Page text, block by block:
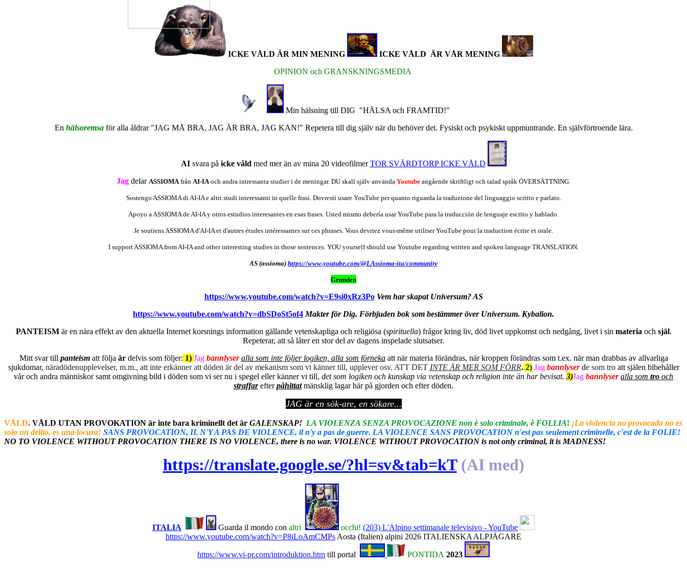
ICKE VÅLD ÄR MIN MENING
ICKE VÅLD ÄR VÅR MENING
OPINION och GRANSKNINGSMEDIA
Min hälsning till DIG "HÄLSA och FRAMTID!"
En hälsoremsaför alla åldrar "JAG MÅ BRA, JAG ÄR BRA, JAG KAN!" Repetera till dig själv när du behöver det. Fysiskt och psykiskt uppmuntrande. En självförtroende lära.
AIsvara på icke våld med mer än av mina 20 videofilmerTOR SVÄRDTORP ICKE VÅLD
Jag delar ASSIOMAfrån AI-IAoch andra intressanta studier i de meningar. DU skall själv använda Youtube angående skriftligt och talad språk ÖVERSÄTTNING.
Sostengo ASSIOMA di AI-IA e altri studi interessanti in quelle frasi. Dovresti usare YouTube per quanto riguarda la traduzione del linguaggio scritto e parlato.
Apoyo a ASSIOMA de AI-IA y otros estudios interesantes en esas frases. Usted mismo debería usar YouTube para la traducción de lenguaje escrito y hablado.
Je soutiens ASSIOMA d'AI-IA et d'autres études intéressantes sur ces phrases. Vous devriez vous-même utiliser YouTube pour la traduction écrite et orale.
I support ASSIOMA from AI-IA and other interesting studies in those sentences. YOU yourself should use Youtube regarding written and spoken language TRANSLATION.
AS (assioma) https://www.youtube.com/@LAssioma-ita/community
Grunden
https://www.youtube.com/watch?v=E9si0xRz3Po Vem har skapat Universum? AS
https://www.youtube.com/watch?v=dbSDoSt5of4 Makter för Dig. Förbjuden bok som bestämmer över Universum. Kybalion.
PANTEISM är en nära effekt av den aktuella Internet korsnings information gällande vetenskapliga och religiösa (spirituella) frågor kring liv, död livet uppkomst och nedgång, livet i sin materia och själ.
Repeterar, att så låter en stor del av dagens inspelade slutsatser.
Mitt svar till panteism att följa är delvis som följer: 1) Jag bannlyser alla som inte följer logiken, alla som förnekaatt när materia förändras, när kroppen förändras som t.ex. när man drabbas av allvarliga
sjukdomar, näradödenupplevelser, m.m., att inte erkänner att döden är del av mekanism som vi känner till, upplever osv. ATT DET INTE ÄR MER SOM FÖRR.2) Jag bannlyserde som tro att själen bibehåller
vår och andra människor samt omgivning bild i döden som vi ser nu i spegel eller känner vi till, det som logiken och kunskap via vetenskap och religion inte än har bevisat. 3)Jag bannlyser alla som tro och
straffarefterpåhittatmänsklig lagar här på gjorden och efter döden.
JAG är en sök-are, en sökare...
VÅLD. VÅLD UTAN PROVOKATION är inte bara kriminellt det är GALENSKAP! LA VIOLENZA SENZA PROVOCAZIONE non è solo criminale, è FOLLIA! ¡La violencia no provocada no es
solo un delito, es una locura! SANS PROVOCATION, IL N'Y A PAS DE VIOLENCE, il n'y a pas de guerre. LA VIOLENCE SANS PROVOCATION n'est pas seulement criminelle, c'est de la FOLIE!
NO TO VIOLENCE WITHOUT PROVOCATION THERE IS NO VIOLENCE, there is no war. VIOLENCE WITHOUT PROVOCATION is not only criminal, it is MADNESS!
https://translate.google.se/?hl=sv&tab=kT(AI med)
ITALIA Guarda il mondo con altri occhi! (203) L'Alpino settimanale televisivo - YouTube
https://www.youtube.com/watch?v=P8iLoAmCMPs Aosta (Italien) alpini 2026 ITALIENSKA ALPJÄGARE
https://www.vi-pr.com/introduktion.htm till portal PONTIDA 2023